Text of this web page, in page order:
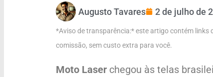
Augusto Tavares 2 de julho de
*Aviso de transparência:* este artigo contém links
comissão, sem custo extra para você.
Moto Laser chegou às telas